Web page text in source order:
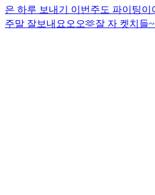
은 하루 보내기 이번주도 파이팅이
주말 잘보내요오오🫶잘 자 켓치들